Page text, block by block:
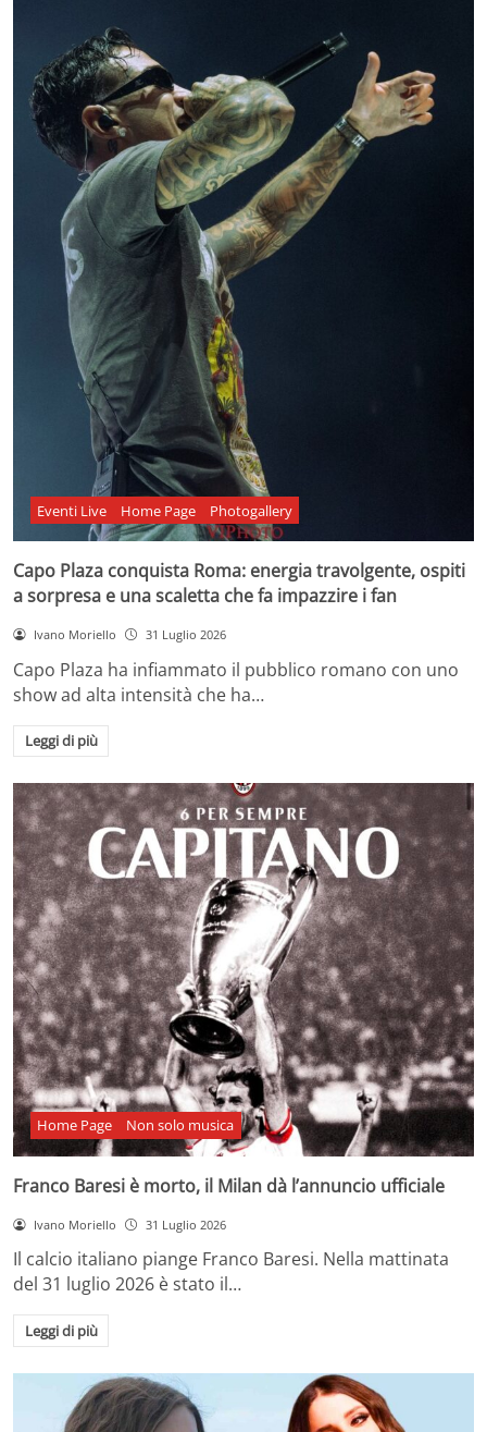
Eventi Live Home Page Photogallery
Capo Plaza conquista Roma: energia travolgente, ospiti
a sorpresa e una scaletta che fa impazzire i fan
Ivano Moriello 31 Luglio 2026
Capo Plaza ha infiammato il pubblico romano con uno
show ad alta intensità che ha…
Leggi di più
Home Page Non solo musica
Franco Baresi è morto, il Milan dà l’annuncio ufficiale
Ivano Moriello 31 Luglio 2026
Il calcio italiano piange Franco Baresi. Nella mattinata
del 31 luglio 2026 è stato il…
Leggi di più